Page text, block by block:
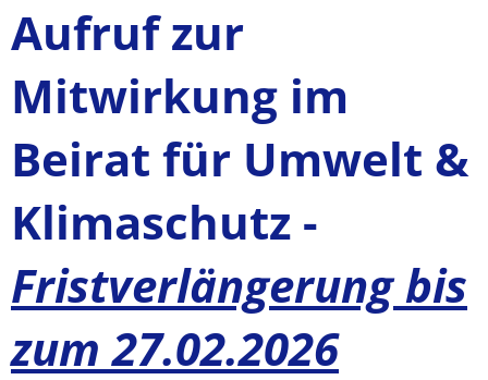
Aufruf zur
Mitwirkung im
Beirat für Umwelt &
Klimaschutz -
Fristverlängerung bis
zum 27.02.2026